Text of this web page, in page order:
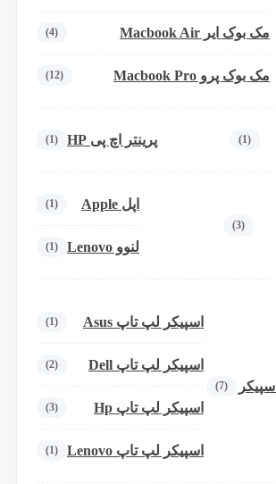
مک بوک ایر Macbook Air (4)
مک بوک پرو Macbook Pro (12)
(1) پرینتر اچ پی HP (1)
(3)
اپل Apple (1)
لنوو Lenovo (1)
اسپیکر (7)
اسپیکر لپ تاپ Asus (1)
اسپیکر لپ تاپ Dell (2)
اسپیکر لپ تاپ Hp (3)
اسپیکر لپ تاپ Lenovo (1)